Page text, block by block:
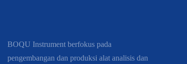
BOQU Instrument berfokus pada
pengembangan dan produksi alat analisis dan